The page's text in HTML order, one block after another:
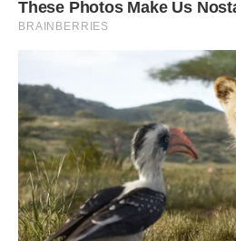
Хай Ангел тебе береже й захищає,